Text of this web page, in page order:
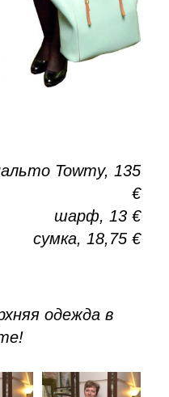
Towmy, 135
€
шарф, 13 €
сумка, 18,75 €
одежда в